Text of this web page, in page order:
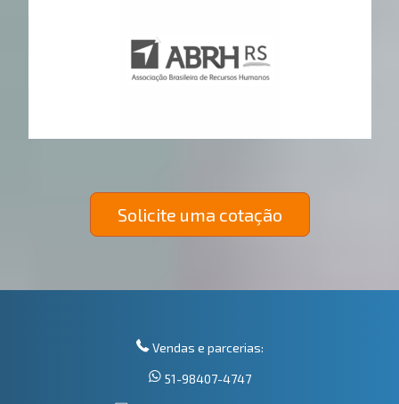
Solicite uma cotação
Vendas e parcerias:
51-98407-4747